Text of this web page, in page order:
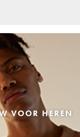
VOOR HEREN